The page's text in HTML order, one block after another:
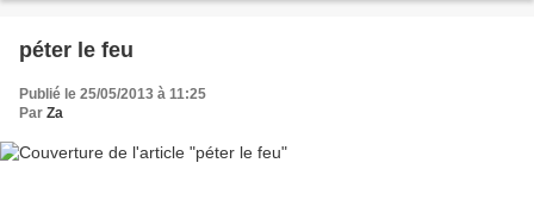
péter le feu
Publié le 25/05/2013 à 11:25
Par Za